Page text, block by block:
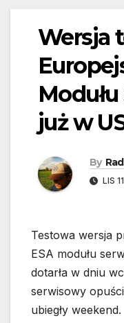
Wersja
już w
By
LIS
Testowa wersja
ESA modułu
dotarła w dniu
serwisowy
ubiegły weekend.